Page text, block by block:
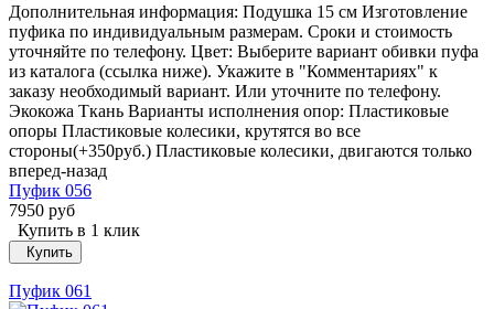
Дополнительная информация: Подушка 15 см Изготовление
пуфика по индивидуальным размерам. Сроки и стоимость
уточняйте по телефону. Цвет: Выберите вариант обивки пуфа
из каталога (ссылка ниже). Укажите в "Комментариях" к
заказу необходимый вариант. Или уточните по телефону.
Экокожа Ткань Варианты исполнения опор: Пластиковые
опоры Пластиковые колесики, крутятся во все
стороны(+350руб.) Пластиковые колесики, двигаются только
вперед-назад
Пуфик 056
7950 руб
Купить в 1 клик
Купить
Пуфик 061